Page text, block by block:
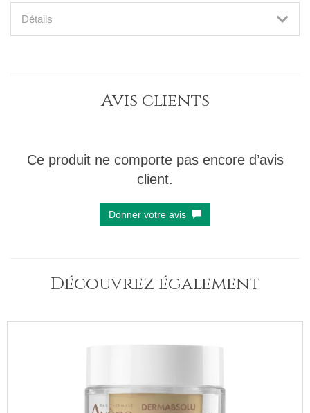
Détails
Avis clients
Ce produit ne comporte pas encore d’avis
client.
Donner votre avis
Découvrez également